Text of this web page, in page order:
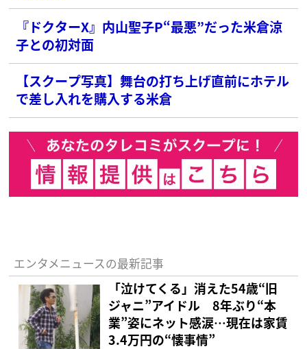
『ドクターX』内山聖子P“最悪”だった米倉涼
子との初対面
【スクープ写真】舞台の打ち上げ直前にホテル
で差し入れを購入する米倉
エンタメニュースの最新記事
「泣けてくる」消えた54歳“旧
ジャニ”アイドル 8年ぶり“本
業”姿にネット感涙…現在は家賃
3.4万円の“懐事情”